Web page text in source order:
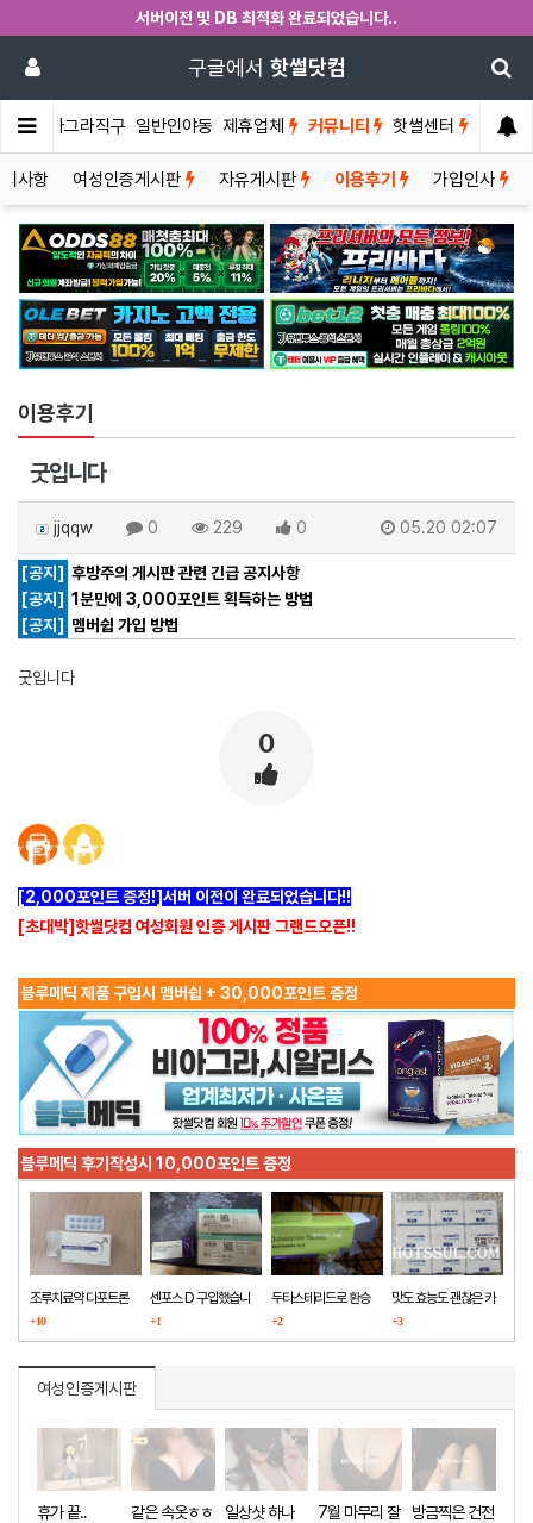
서버이전 및 DB 최적화 완료되었습니다..
구글에서 핫썰닷컴
비아그라직구 일반인야동 제휴업체 커뮤니티 핫썰센터
사항 여성인증게시판 자유게시판 이용후기 가입인사
이용후기
굿입니다
jjqqw 0 229 0 05.20 02:07
[공지] 후방주의 게시판 관련 긴급 공지사항
[공지] 1분만에 3,000포인트 획득하는 방법
[공지]
멤버쉽 가입 방법
굿입니다
0
[2,000포인트 증정!]서버 이전이 완료되었습니다!!
[초대박]핫썰닷컴 여성회원 인증 게시판 그랜드오픈!!
블루메딕 제품 구입시 멤버쉽 + 30,000포인트 증정
블루메딕 후기작성시 10,000포인트 증정
조루치료약 다포트론
구매했습니다
+10
센포스 D 구입했습니
다
+1
두타스테리드로 환승
+2
맛도 효능도 괜찮은 카
마그라
+3
여성인증게시판
휴가 끝.. 같은 속옷ㅎㅎ 일상샷 하나
7월 마무리 잘
방금찍은 건전